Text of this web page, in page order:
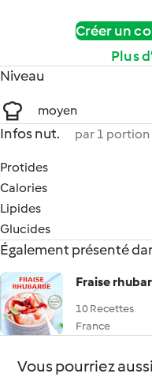
Créer un
Plus
Niveau
moyen
Infos nut. par 1 portion
Protides
Calories
Lipides
Glucides
Également présenté
Fraise
10 Recettes
France
Vous pourriez